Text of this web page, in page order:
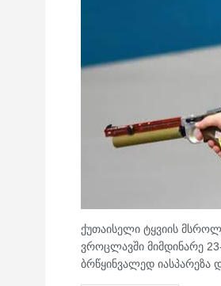
ქუთაისელი ტყვიის
ვროცლავში მიმდინარე
ბრწყინვალედ იასპარეზა